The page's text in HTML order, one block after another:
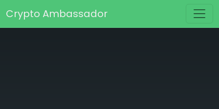
Navegación principal
Crypto Ambassador